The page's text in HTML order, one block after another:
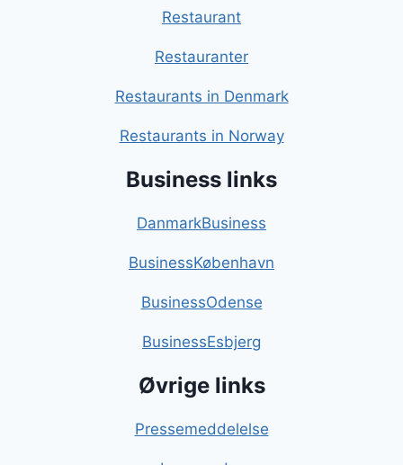
Restaurant
Restauranter
Restaurants in Denmark
Restaurants in Norway
Business links
DanmarkBusiness
BusinessKøbenhavn
BusinessOdense
BusinessEsbjerg
Øvrige links
Pressemeddelelse